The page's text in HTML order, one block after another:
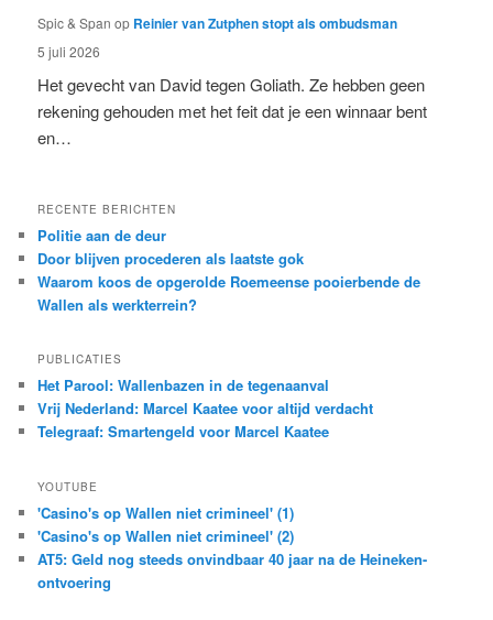
Spic & Span op Reinier van Zutphen stopt als ombudsman
5 juli 2026
Het gevecht van David tegen Goliath. Ze hebben geen
rekening gehouden met het feit dat je een winnaar bent
en…
RECENTE BERICHTEN
Politie aan de deur
Door blijven procederen als laatste gok
Waarom koos de opgerolde Roemeense pooierbende de
Wallen als werkterrein?
PUBLICATIES
Het Parool: Wallenbazen in de tegenaanval
Vrij Nederland: Marcel Kaatee voor altijd verdacht
Telegraaf: Smartengeld voor Marcel Kaatee
YOUTUBE
'Casino's op Wallen niet crimineel' (1)
'Casino's op Wallen niet crimineel' (2)
AT5: Geld nog steeds onvindbaar 40 jaar na de Heineken-
ontvoering